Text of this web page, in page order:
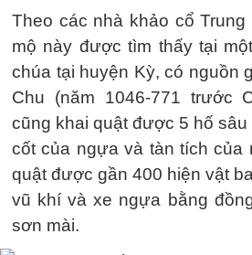
Theo các nhà khảo cổ
mộ này được tìm thấy tại
chúa tại huyện Kỳ, có nguồn
Chu (năm 1046-771 trước
cũng khai quật được 5 hố
cốt của ngựa và tàn tích của
quật được gần 400 hiện vật
vũ khí và xe ngựa bằng
sơn mài.